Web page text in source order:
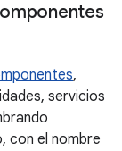
,
servicios
con el nombre